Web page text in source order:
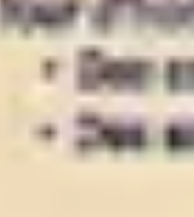
Achat et conservationConseils d'Achat